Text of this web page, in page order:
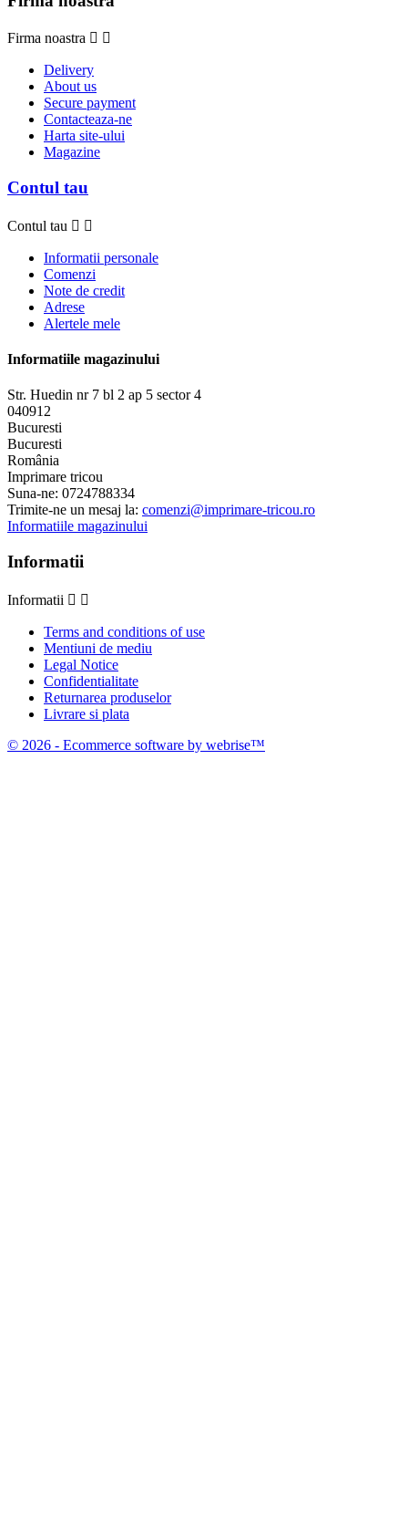
Firma noastra  
Delivery
About us
Secure payment
Contacteaza-ne
Harta site-ului
Magazine
Contul tau
Contul tau  
Informatii personale
Comenzi
Note de credit
Adrese
Alertele mele
Informatiile magazinului
Str. Huedin nr 7 bl 2 ap 5 sector 4
040912
Bucuresti
Bucuresti
România
Imprimare tricou
Suna-ne: 0724788334
Trimite-ne un mesaj la: comenzi@imprimare-tricou.ro
Informatiile magazinului
Informatii
Informatii  
Terms and conditions of use
Mentiuni de mediu
Legal Notice
Confidentialitate
Returnarea produselor
Livrare si plata
© 2026 - Ecommerce software by webrise™